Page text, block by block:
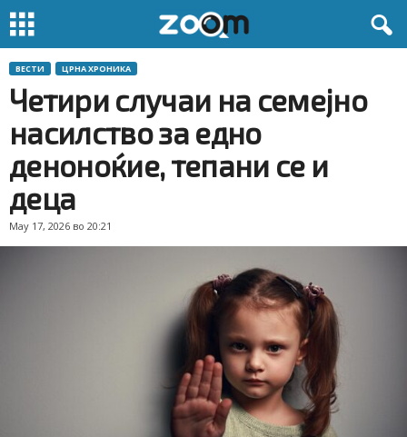
ВЕСТИ ЦРНА ХРОНИКА
Четири случаи на семејно
насилство за едно
деноноќие, тепани се и
деца
May 17, 2026 во 20:21